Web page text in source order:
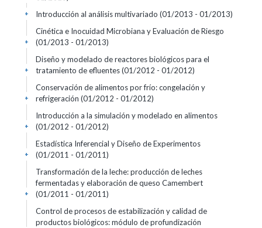
Introducción al análisis multivariado (01/2013 - 01/2013)
+
Cinética e Inocuidad Microbiana y Evaluación de Riesgo
(01/2013 - 01/2013)
+
Diseño y modelado de reactores biológicos para el
tratamiento de efluentes(01/2012 - 01/2012)
+
Conservación de alimentos por frío: congelación y
refrigeración (01/2012 - 01/2012)
+
Introducción a la simulación y modelado en alimentos
(01/2012 - 01/2012)
+
Estadística Inferencial y Diseño de Experimentos
(01/2011 - 01/2011)
+
Transformación de la leche: producción de leches
fermentadas y elaboración de queso Camembert
(01/2011 - 01/2011)
+
Control de procesos de estabilización y calidad de
productos biológicos: módulo de profundización